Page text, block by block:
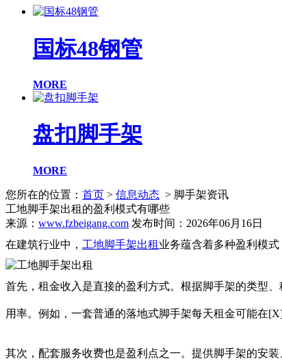
国标48钢管
MORE
盘扣脚手架
MORE
您所在的位置： 首页 > 信息动态 > 脚手架资讯
工地脚手架出租的盈利模式有哪些
来源： www.fzbeigang.com 发布时间：2026年06月16日
在建筑行业中， 工地脚手架出租 业务蕴含着多种盈利模式
首先，租金收入是直接的盈利方式。根据脚手架的类型
用率。例如，一套普通的落地式脚手架每天租金可能在
其次，配套服务收费也是盈利点之一。提供脚手架的安